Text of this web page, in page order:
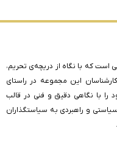
که با نگاه از دریچه‌ی تحریم،
این مجموعه در راستای
را با نگاهی دقیق و فنی در قالب
و راهبردی به سیاستگذاران